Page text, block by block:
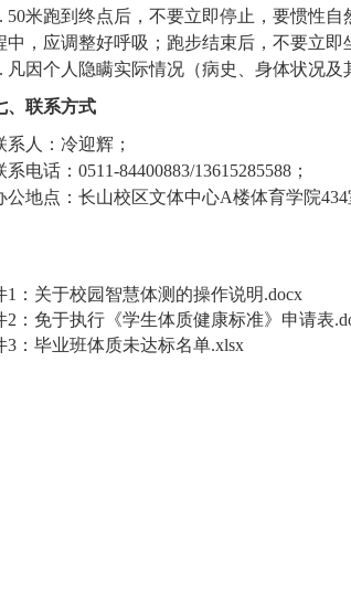
50米跑到终点后，不要立即停止，要惯性
中，应调整好呼吸；跑步结束后，不要立
凡因个人隐瞒实际情况（病史、身体状况
、联系方式
系人：冷迎辉；
系电话： 0511-84400883/13615285588；
公地点：长山校区文体中心A楼体育学院434
1 ：关于校园智慧体测的操作说明.docx
2 ：免于执行《学生体质健康标准》申请表
3： 毕业班体质未达标名单.xlsx